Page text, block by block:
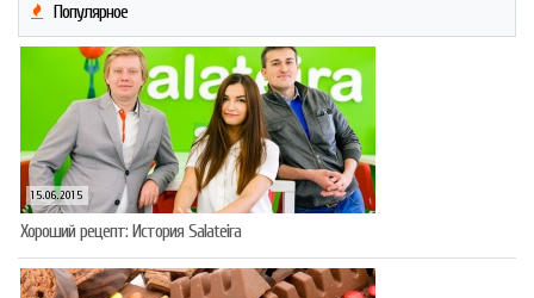
Популярное
15.06.2015
Хороший рецепт: История Salateira